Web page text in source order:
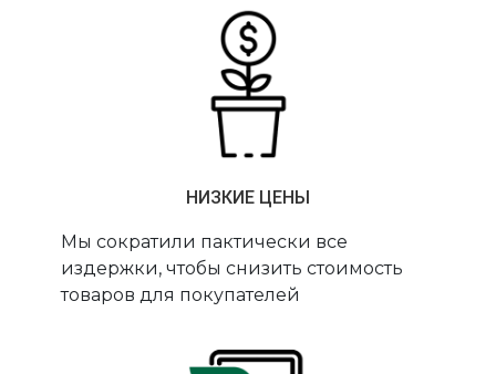
НИЗКИЕ ЦЕНЫ
Мы сократили пактически все
издержки, чтобы снизить стоимость
товаров для покупателей